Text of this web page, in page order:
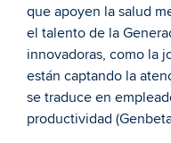
que apoyen la salud
el talento de la
innovadoras, como la
están captando la
se traduce en
productividad